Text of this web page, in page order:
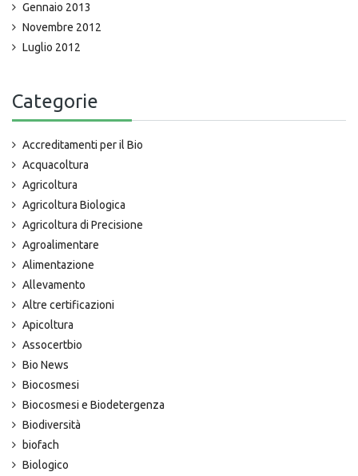
Gennaio 2013
Novembre 2012
Luglio 2012
Categorie
Accreditamenti per il Bio
Acquacoltura
Agricoltura
Agricoltura Biologica
Agricoltura di Precisione
Agroalimentare
Alimentazione
Allevamento
Altre certificazioni
Apicoltura
Assocertbio
Bio News
Biocosmesi
Biocosmesi e Biodetergenza
Biodiversità
biofach
Biologico